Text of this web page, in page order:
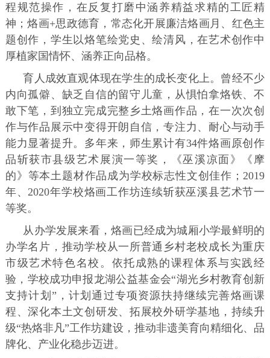
程规范操作，在反复打磨中涵养精益求精的工匠精
神；烙画+思政德育，常态化开展廉洁烙画月、红色主
题创作，学生以烙笔绘党史、绘清风，在艺术创作中
厚植家国情怀、涵养正向品格。
育人成效直观体现在学生的成长变化上。曾经不少
内向孤僻、缺乏自信的留守儿童，从惧怕拿烙铁、不
敢下笔，到独立完成完整乡土烙画作品，在一次次创
作与作品展示中变得开朗自信，专注力、耐心与动手
能力显著提升。多年来，师生累计有34件烙画原创作
品斩获市县级艺术展演一等奖，《巫溪凉面》《摩
的》等本土题材作品成为学校标志性文创佳作；2019
年、2020年学校烙画工作坊连续斩获巫溪县艺术节一
等奖。
从办学发展来看，烙画已经成为城厢小学最鲜明的
办学名片，推动学校从一所普通乡村老校成长为重庆
市级艺术特色名校。依托成熟的课程体系与实践经
验，学校成功申报龙湖公益基金会“湖光乡村教育创新
支持计划”，计划通过专项资源扶持继续完善烙画课
程、深化本土文创研发、拓展校外研学基地，持续升
级“热烙非凡”工作坊建设，推动非遗美育向精细化、品
牌化、产业化稳步迈进。